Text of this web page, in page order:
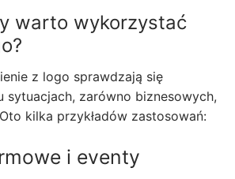
warto wykorzystać
z logo sprawdzają się
sytuacjach, zarówno biznesowych,
kilka przykładów zastosowań:
i eventy